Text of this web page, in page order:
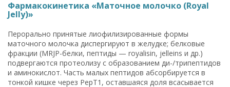
Фармакокинетика «Маточное молочко (Royal
Jelly)»
Перорально принятые лиофилизированные формы
маточного молочка диспергируют в желудке; белковые
фракции (MRJP-белки, пептиды — royalisin, jelleins и др.)
подвергаются протеолизу с образованием ди-/трипептидов
и аминокислот. Часть малых пептидов абсорбируется в
тонкой кишке через PepT1, оставшаяся доля всасывается